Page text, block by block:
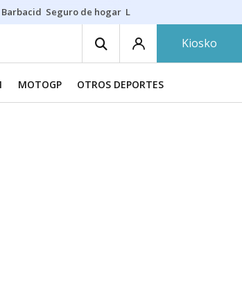
Barbacid Seguro de hogar Lío Athletic-Osasuna
Kiosko
MOTOGP OTROS DEPORTES